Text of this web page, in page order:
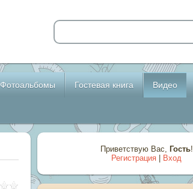
Фотоальбомы Гостевая книга Видео
Приветствую Вас, Гость!
Регистрация
Вход